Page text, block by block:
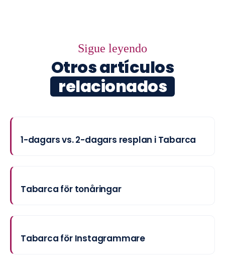
Sigue leyendo
Otros artículos
relacionados
1-dagars vs. 2-dagars resplan i Tabarca
Tabarca för tonåringar
Tabarca för Instagrammare